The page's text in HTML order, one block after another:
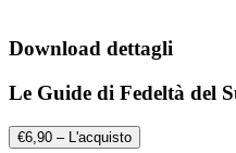
Download dettagli
Le Guide di Fedeltà del
€6,90 – L'acquisto